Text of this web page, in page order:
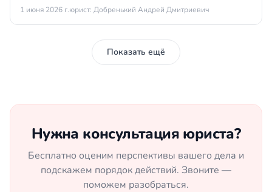
1 июня 2026 г.юрист: Добренький Андрей Дмитриевич
Показать ещё
Нужна консультация юриста?
Бесплатно оценим перспективы вашего дела и
подскажем порядок действий. Звоните —
поможем разобраться.